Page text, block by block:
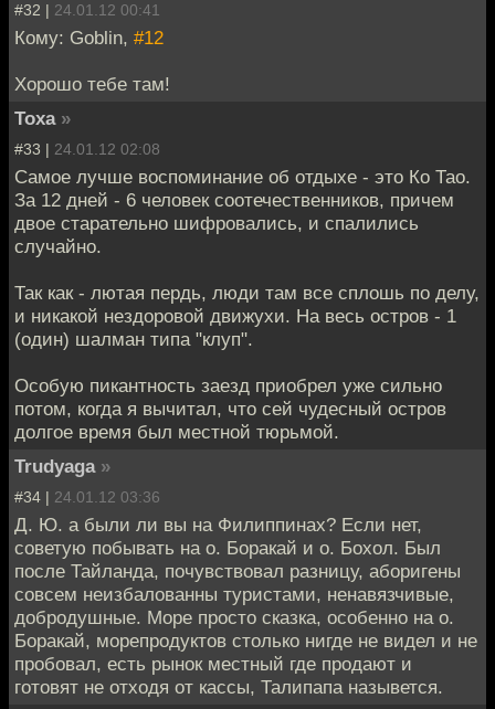
#32 | 24.01.12 00:41
Кому: Goblin, #12
Хорошо тебе там!
Toxa »
#33 | 24.01.12 02:08
Самое лучше воспоминание об отдыхе - это Ко Тао.
За 12 дней - 6 человек соотечественников, причем
двое старательно шифровались, и спалились
случайно.
Так как - лютая пердь, люди там все сплошь по делу,
и никакой нездоровой движухи. На весь остров - 1
(один) шалман типа "клуп".
Особую пикантность заезд приобрел уже сильно
потом, когда я вычитал, что сей чудесный остров
долгое время был местной тюрьмой.
Trudyaga »
#34 | 24.01.12 03:36
Д. Ю. а были ли вы на Филиппинах? Если нет,
советую побывать на о. Боракай и о. Бохол. Был
после Тайланда, почувствовал разницу, аборигены
совсем неизбалованны туристами, ненавязчивые,
добродушные. Море просто сказка, особенно на о.
Боракай, морепродуктов столько нигде не видел и не
пробовал, есть рынок местный где продают и
готовят не отходя от кассы, Талипапа назывется.